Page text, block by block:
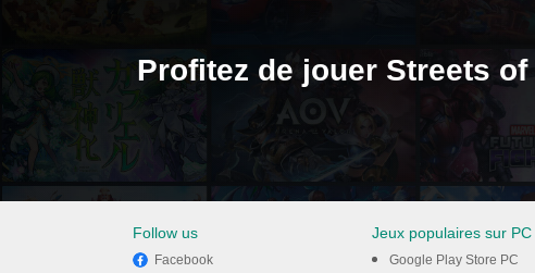
Profitez de jouer Streets
Follow us
Facebook
Jeux populaires sur PC
Google Play Store PC